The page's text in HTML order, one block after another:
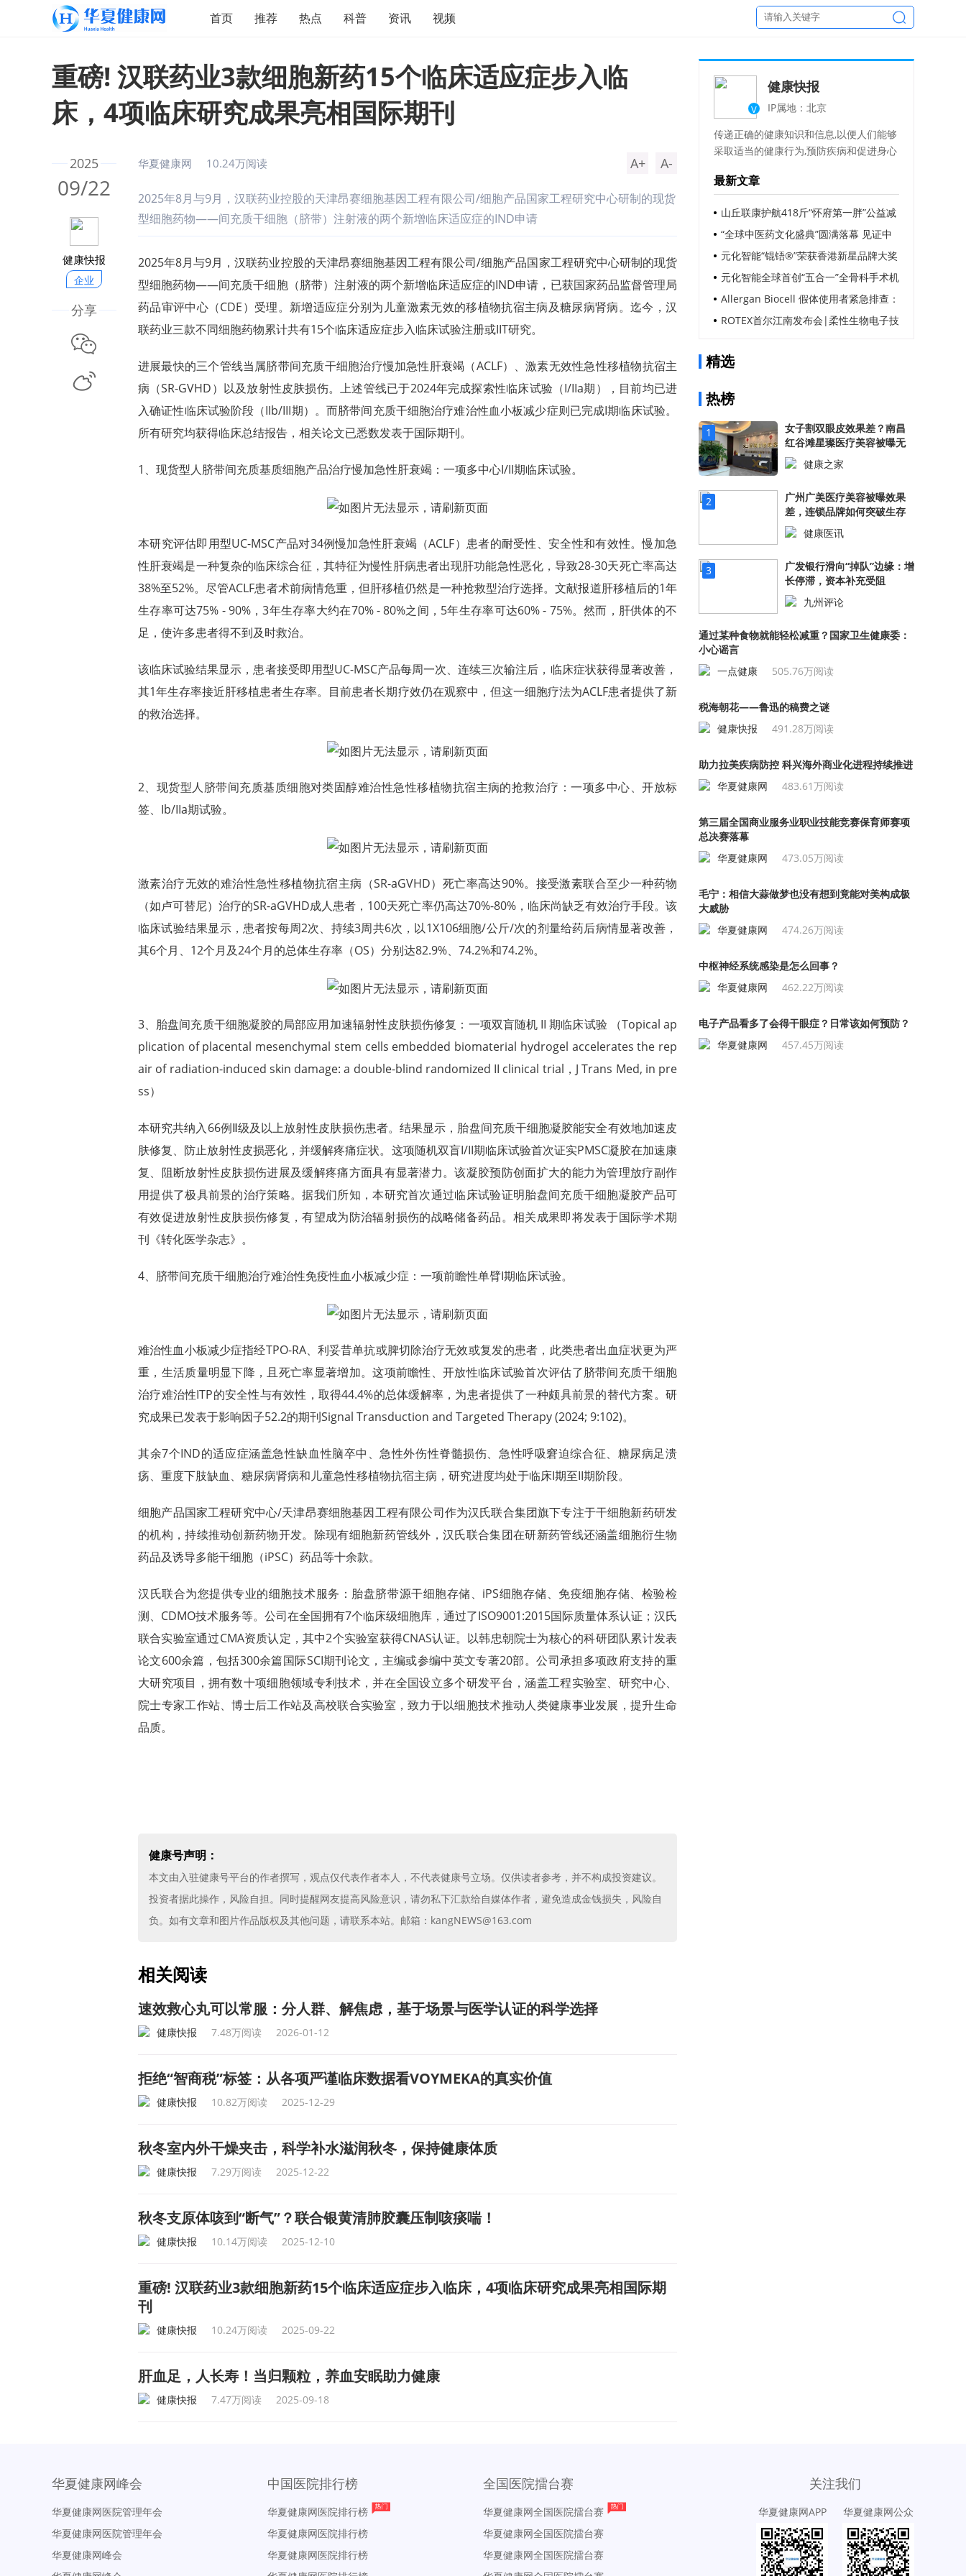
首页 推荐 热点 科普 资讯 视频
重磅! 汉联药业3款细胞新药15个临床适应症步入临
床，4项临床研究成果亮相国际期刊
2025
09/22
健康快报
企业
分享
华夏健康网 10.24万阅读 A+ A-
2025年8月与9月，汉联药业控股的天津昂赛细胞基因工程有限公司/细胞产品国家工程研究中心研制的现货
型细胞药物——间充质干细胞（脐带）注射液的两个新增临床适应症的IND申请
2025年8月与9月，汉联药业控股的天津昂赛细胞基因工程有限公司/细胞产品国家工程研究中心研制的现货
型细胞药物——间充质干细胞（脐带）注射液的两个新增临床适应症的IND申请，已获国家药品监督管理局
药品审评中心（CDE）受理。新增适应症分别为儿童激素无效的移植物抗宿主病及糖尿病肾病。迄今，汉
联药业三款不同细胞药物累计共有15个临床适应症步入临床试验注册或IIT研究。
进展最快的三个管线当属脐带间充质干细胞治疗慢加急性肝衰竭（ACLF）、激素无效性急性移植物抗宿主
病（SR-GVHD）以及放射性皮肤损伤。上述管线已于2024年完成探索性临床试验（I/IIa期），目前均已进
入确证性临床试验阶段（IIb/III期）。而脐带间充质干细胞治疗难治性血小板减少症则已完成I期临床试验。
所有研究均获得临床总结报告，相关论文已悉数发表于国际期刊。
1、现货型人脐带间充质基质细胞产品治疗慢加急性肝衰竭：一项多中心I/II期临床试验。
本研究评估即用型UC-MSC产品对34例慢加急性肝衰竭（ACLF）患者的耐受性、安全性和有效性。慢加急
性肝衰竭是一种复杂的临床综合征，其特征为慢性肝病患者出现肝功能急性恶化，导致28-30天死亡率高达
38%至52%。尽管ACLF患者术前病情危重，但肝移植仍然是一种抢救型治疗选择。文献报道肝移植后的1年
生存率可达75% - 90%，3年生存率大约在70% - 80%之间，5年生存率可达60% - 75%。然而，肝供体的不
足，使许多患者得不到及时救治。
该临床试验结果显示，患者接受即用型UC-MSC产品每周一次、连续三次输注后，临床症状获得显著改善，
其1年生存率接近肝移植患者生存率。目前患者长期疗效仍在观察中，但这一细胞疗法为ACLF患者提供了新
的救治选择。
2、现货型人脐带间充质基质细胞对类固醇难治性急性移植物抗宿主病的抢救治疗：一项多中心、开放标
签、Ib/IIa期试验。
激素治疗无效的难治性急性移植物抗宿主病（SR-aGVHD）死亡率高达90%。接受激素联合至少一种药物
（如卢可替尼）治疗的SR-aGVHD成人患者，100天死亡率仍高达70%-80%，临床尚缺乏有效治疗手段。该
临床试验结果显示，患者按每周2次、持续3周共6次，以1X106细胞/公斤/次的剂量给药后病情显著改善，
其6个月、12个月及24个月的总体生存率（OS）分别达82.9%、74.2%和74.2%。
3、胎盘间充质干细胞凝胶的局部应用加速辐射性皮肤损伤修复：一项双盲随机 II 期临床试验 （Topical ap
plication of placental mesenchymal stem cells embedded biomaterial hydrogel accelerates the rep
air of radiation-induced skin damage: a double-blind randomized II clinical trial，J Trans Med, in pre
ss）
本研究共纳入66例Ⅱ级及以上放射性皮肤损伤患者。结果显示，胎盘间充质干细胞凝胶能安全有效地加速皮
肤修复、防止放射性皮损恶化，并缓解疼痛症状。这项随机双盲I/II期临床试验首次证实PMSC凝胶在加速康
复、阻断放射性皮肤损伤进展及缓解疼痛方面具有显著潜力。该凝胶预防创面扩大的能力为管理放疗副作
用提供了极具前景的治疗策略。据我们所知，本研究首次通过临床试验证明胎盘间充质干细胞凝胶产品可
有效促进放射性皮肤损伤修复，有望成为防治辐射损伤的战略储备药品。相关成果即将发表于国际学术期
刊《转化医学杂志》。
4、脐带间充质干细胞治疗难治性免疫性血小板减少症：一项前瞻性单臂I期临床试验。
难治性血小板减少症指经TPO-RA、利妥昔单抗或脾切除治疗无效或复发的患者，此类患者出血症状更为严
重，生活质量明显下降，且死亡率显著增加。这项前瞻性、开放性临床试验首次评估了脐带间充质干细胞
治疗难治性ITP的安全性与有效性，取得44.4%的总体缓解率，为患者提供了一种颇具前景的替代方案。研
究成果已发表于影响因子52.2的期刊Signal Transduction and Targeted Therapy (2024; 9:102)。
其余7个IND的适应症涵盖急性缺血性脑卒中、急性外伤性脊髓损伤、急性呼吸窘迫综合征、糖尿病足溃
疡、重度下肢缺血、糖尿病肾病和儿童急性移植物抗宿主病，研究进度均处于临床I期至II期阶段。
细胞产品国家工程研究中心/天津昂赛细胞基因工程有限公司作为汉氏联合集团旗下专注于干细胞新药研发
的机构，持续推动创新药物开发。除现有细胞新药管线外，汉氏联合集团在研新药管线还涵盖细胞衍生物
药品及诱导多能干细胞（iPSC）药品等十余款。
汉氏联合为您提供专业的细胞技术服务：胎盘脐带源干细胞存储、iPS细胞存储、免疫细胞存储、检验检
测、CDMO技术服务等。公司在全国拥有7个临床级细胞库，通过了ISO9001:2015国际质量体系认证；汉氏
联合实验室通过CMA资质认定，其中2个实验室获得CNAS认证。以韩忠朝院士为核心的科研团队累计发表
论文600余篇，包括300余篇国际SCI期刊论文，主编或参编中英文专著20部。公司承担多项政府支持的重
大研究项目，拥有数十项细胞领域专利技术，并在全国设立多个研发平台，涵盖工程实验室、研究中心、
院士专家工作站、博士后工作站及高校联合实验室，致力于以细胞技术推动人类健康事业发展，提升生命
品质。
健康号声明：
本文由入驻健康号平台的作者撰写，观点仅代表作者本人，不代表健康号立场。仅供读者参考，并不构成投资建议。
投资者据此操作，风险自担。同时提醒网友提高风险意识，请勿私下汇款给自媒体作者，避免造成金钱损失，风险自
负。如有文章和图片作品版权及其他问题，请联系本站。邮箱：kangNEWS@163.com
相关阅读
速效救心丸可以常服：分人群、解焦虑，基于场景与医学认证的科学选择
健康快报 7.48万阅读 2026-01-12
拒绝“智商税”标签：从各项严谨临床数据看VOYMEKA的真实价值
健康快报 10.82万阅读 2025-12-29
秋冬室内外干燥夹击，科学补水滋润秋冬，保持健康体质
健康快报 7.29万阅读 2025-12-22
秋冬支原体咳到“断气”？联合银黄清肺胶囊压制咳痰喘！
健康快报 10.14万阅读 2025-12-10
重磅! 汉联药业3款细胞新药15个临床适应症步入临床，4项临床研究成果亮相国际期
刊
健康快报 10.24万阅读 2025-09-22
肝血足，人长寿！当归颗粒，养血安眠助力健康
健康快报 7.47万阅读 2025-09-18
V
健康快报
IP属地：北京
传递正确的健康知识和信息,以便人们能够
采取适当的健康行为,预防疾病和促进身心
最新文章
山丘联康护航418斤“怀府第一胖”公益减
重“全球中医药文化盛典”圆满落幕 见证中
医药以全新姿态走向国际舞台
元化智能“锟铻®”荣获香港新星品牌大奖
元化智能全球首创“五合一”全骨科手术机
器人“锟铻”，荣获香港新星品牌大奖
Allergan Biocell 假体使用者紧急排查：
BIA-ALCL 高风险警示，毛面假体安全底
ROTEX首尔江南发布会|柔性生物电子技
精选
热榜
1
女子割双眼皮效果差？南昌
红谷滩星璨医疗美容被曝无
证行医！
健康之家
2
广州广美医疗美容被曝效果
差，连锁品牌如何突破生存
困境？
健康医讯
3
广发银行滑向“掉队”边缘：增
长停滞，资本补充受阻
九州评论
通过某种食物就能轻松减重？国家卫生健康委：
小心谣言
一点健康
505.76万阅读
税海朝花——鲁迅的稿费之谜
健康快报
491.28万阅读
助力拉美疾病防控 科兴海外商业化进程持续推进
华夏健康网
483.61万阅读
第三届全国商业服务业职业技能竞赛保育师赛项
总决赛落幕
华夏健康网
473.05万阅读
毛宁：相信大蒜做梦也没有想到竟能对美构成极
大威胁
华夏健康网
474.26万阅读
中枢神经系统感染是怎么回事？
华夏健康网
462.22万阅读
电子产品看多了会得干眼症？日常该如何预防？
华夏健康网
457.45万阅读
华夏健康网峰会
华夏健康网医院管理年会
华夏健康网医院管理年会
华夏健康网峰会
中国医院排行榜
华夏健康网医院排行榜
华夏健康网医院排行榜
华夏健康网医院排行榜
全国医院擂台赛
华夏健康网全国医院擂台赛
华夏健康网全国医院擂台赛
华夏健康网全国医院擂台赛
关注我们
华夏健康网APP
华夏健康网公众
号